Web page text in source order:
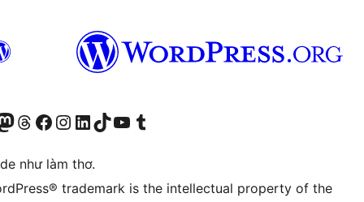
account
our Mastodon account
Visit our Threads account
Xem trang Facebook của chúng tôiTruy cập tài khoản Instagram của chúng tôiTruy cập tài khoản LinkedIn của chúng tôiVisit our TikTok account
Truy cập kênh YouTube của chúng tôi Visit our Tumblr account
như làm thơ.
trademark is the intellectual property of the